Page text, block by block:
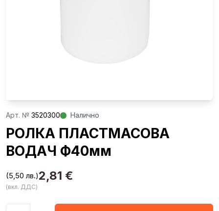
Aрт. № 3520300 Налично
РОЛКА ПЛАСТМАСОВА
ВОДАЧ Ф40мм
2,81 €
(5,50 лв.)
(вкл. ДДС)